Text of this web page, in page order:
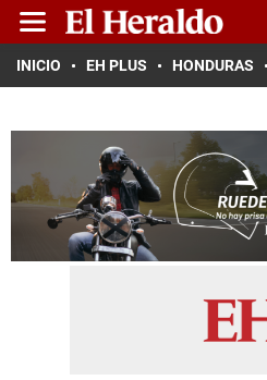
INICIO EH PLUS HONDURAS